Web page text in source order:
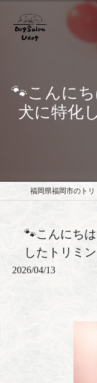
🐾こんに
犬に特化
🐾こんにち
したトリミ
2026/04/13